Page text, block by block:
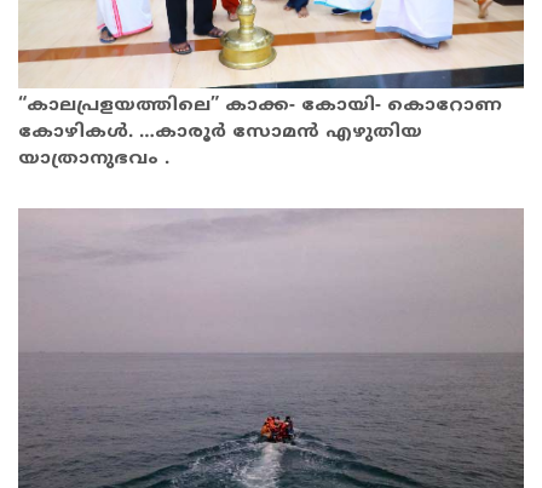
“കാലപ്രളയത്തിലെ” കാക്ക- കോയി- കൊറോണ
കോഴികൾ. …കാരൂർ സോമൻ എഴുതിയ
യാത്രാനുഭവം .